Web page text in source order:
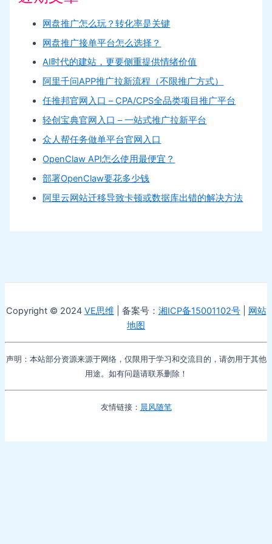
网盘推广怎么玩？转化率是关键
网盘推广接单平台怎么选择？
AI时代的建站，更要侧重提供情绪价值
阿里千问APP推广拉新流程（不限推广方式）
任推邦官网入口 – CPA/CPS全品类项目推广平台
轻创宝典官网入口 – 一站式推广拉新平台
众人帮任务做单平台官网入口
OpenClaw API怎么使用最便宜？
部署OpenClaw要花多少钱
阿里云网站迁移导致卡顿或数据库出错的解决方法
Copyright © 2024 VE思维 | 备案号： 湘ICP备15001102号| 网站
地图
声明：本站部分资源来源于网络，仅限用于学习和交流目的，请勿用于其他
用途。如有问题请联系删除！
友情链接： 晨风随笔